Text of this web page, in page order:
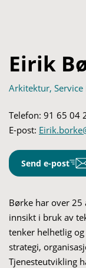
Eirik
Arkitektur,
Telefon: 91 65 04
E-post:
Send e-post
Børke har over 25
innsikt i bruk av
tenker helhetlig
strategi,
Tjenesteutvikling